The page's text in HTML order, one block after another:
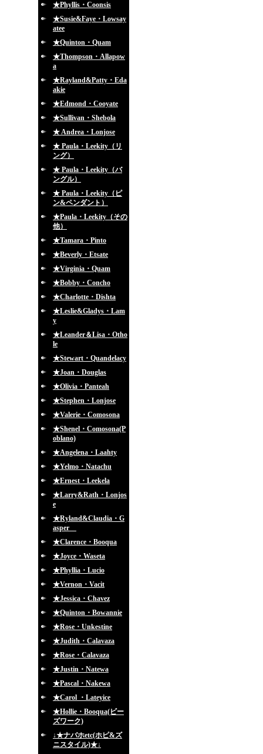
★Phyllis・Coonsis
★Susie&Faye・Lowsay
atee
★Quinton・Quam
★Thompson・Allapow
a
★Rayland&Patty・Eda
akie
★Edmond・Cooyate
★Sullivan・Shebola
★ Andrea・Lonjose
★ Paula・Leekity（リ
ング）
★ Paula・Leekity（バ
ングル）
★ Paula・Leekity（ピ
ン&ペンダント）
★Paula・Leekity（その
他）
★Tamara・Pinto
★Beverly・Etsate
★Virginia・Quam
★Bobby・Concho
★Charlotte・Dishta
★Leslie&Gladys・Lam
y
★Leander＆Lisa・Otho
le
★Stewart・Quandelacy
★Joan・Douglas
★Olivia・Panteah
★Stephen・Lonjose
★Valerie・Comosona
★Shenel・Comosona(P
oblano)
★Angelena・Laahty
★Yelmo・Natachu
★Ernest・Leekela
★Larry&Rath・Lonjos
e
★Ryland&Claudia・G
asper
★Clarence・Booqua
★Joyce・Waseta
★Phyllia・Lucio
★Vernon・Vacit
★Jessica・Chavez
★Quinton・Bowannie
★Rose・Unkestine
★Judith・Calavaza
★Rose・Calavaza
★Justin・Natewa
★Pascal・Nakewa
★Carol ・Lateyice
★Hollie・Booqua(ビー
ズワーク)
↓★ナバホetc(ホピ&ズ
ニスタイル)★↓